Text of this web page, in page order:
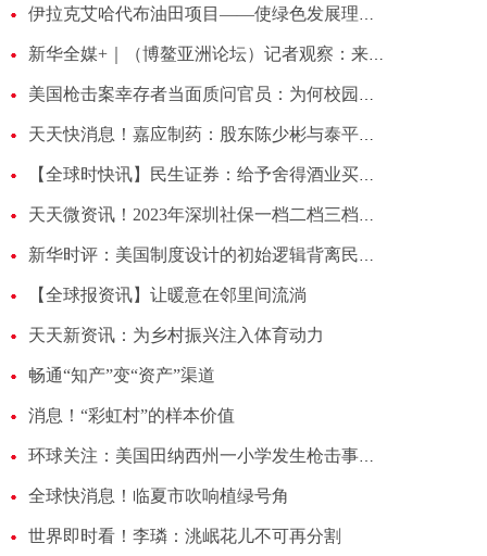
伊拉克艾哈代布油田项目——使绿色发展理念更加深入人心
新华全媒+｜（博鳌亚洲论坛）记者观察：来看看今年有哪些关键词
美国枪击案幸存者当面质问官员：为何校园枪击案再三发生？
天天快消息！嘉应制药：股东陈少彬与泰平企管签署一致行动协议
【全球时快讯】民生证券：给予舍得酒业买入评级
天天微资讯！2023年深圳社保一档二档三档多少钱？来看看
新华时评：美国制度设计的初始逻辑背离民主真谛——揭穿美式民主真相之一
【全球报资讯】让暖意在邻里间流淌
天天新资讯：为乡村振兴注入体育动力
畅通“知产”变“资产”渠道
消息！“彩虹村”的样本价值
环球关注：美国田纳西州一小学发生枪击事件致7人死亡 枪手被警察击毙
全球快消息！临夏市吹响植绿号角
世界即时看！李璘：洮岷花儿不可再分割